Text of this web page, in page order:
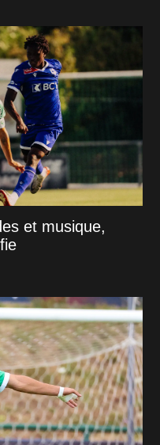
et musique,